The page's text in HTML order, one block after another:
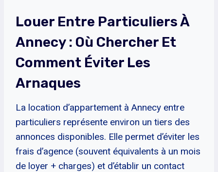
Louer Entre Particuliers À
Annecy : Où Chercher Et
Comment Éviter Les
Arnaques
La location d’appartement à Annecy entre
particuliers représente environ un tiers des
annonces disponibles. Elle permet d’éviter les
frais d’agence (souvent équivalents à un mois
de loyer + charges) et d’établir un contact